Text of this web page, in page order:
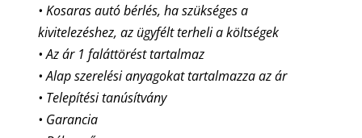
• Kosaras autó bérlés, ha szükséges a
kivitelezéshez, az ügyfélt terheli a költségek
• Az ár 1 faláttörést tartalmaz
• Alap szerelési anyagokat tartalmazza az ár
• Telepítési tanúsítvány
• Garancia